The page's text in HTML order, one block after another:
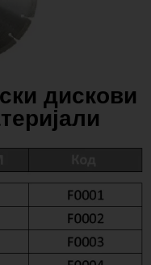
дискови